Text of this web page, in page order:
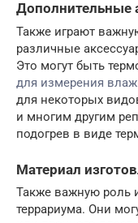
Дополнительные
Также играют
различные
Это могут быть
для измерения
для некоторых
и многим другим
подогрев в виде
Материал
Также важную роль
террариума. Они